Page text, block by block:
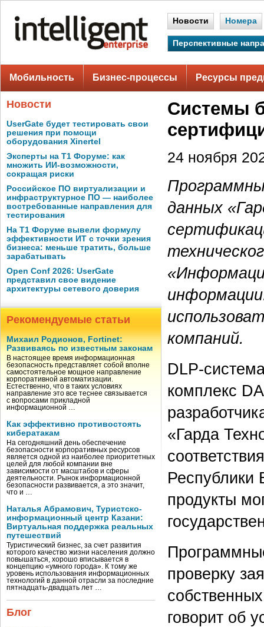
Новости Номера
Перспективные
Мобильность Бизнес-процессы Ресурсы
Новости
UserGate будет тестировать свои
решения при помощи
оборудования Xinertel
Эксперты на Т1 Форуме: как
множить ИИ-возможности,
сокращая риски
Российское ПО виртуализации и
инфраструктурное ПО — наиболее
востребованные направления для
тестирования
На Т1 Форуме вывели формулу
эффективности ИТ с точки зрения
бизнеса: меньше тратить, больше
зарабатывать
Open Conf 2026: UserGate
представил свое видение
архитектуры сетевого доверия
Рекомендуемые статьи
Михаил Родионов, Fortinet:
Развиваясь по известным законам
В настоящее время информационная
безопасность представляет собой вполне
самостоятельное мощное направление
корпоративной автоматизации.
Естественно, что в таких условиях
направление это все теснее связывается
с вопросами прикладной
информационной …
Как эффективно противостоять
кибератакам
На сегодняшний день обеспечение
безопасности корпоративных ресурсов
является одной из наиболее приоритетных
целей для любой компании вне
зависимости от масштабов и сферы
деятельности. Рынок информационной
безопасности развивается, а это значит,
что и …
Наталья Абрамович, Туристско-
информационный центр Казани:
Виртуальная поддержка реальных
путешествий
Туристический бизнес, за счет развития
которого качество жизни населения должно
повышаться, хорошо вписывается в
концепцию «умного города». К тому же
уровень использования информационных
технологий в данной отрасли за последние
пятнадцать-двадцать лет …
Блог
Системы
24 ноября
данных
компаний.
DLP-
комплекс
«Гарда
Республики
продукты
проверку
говорит об